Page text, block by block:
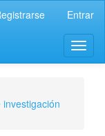
Entrar